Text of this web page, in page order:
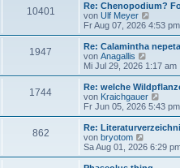
10401
Re: Chenopodium?
von Ulf Meyer
e
u
e
t
r
B
e
i
r
g
Fr Aug 07, 2026 4:53 pm
1947
Re: Calamintha
von Anagallis
e
u
e
s
t
B
e
i
Mi Jul 29, 2026 1:17 am
1744
Re: welche
von Kraichgauer
e
u
e
t
Fr Jun 05, 2026 5:43 pm
862
Re:
von bryotom
e
u
e
Sa Aug 01, 2026 6:29